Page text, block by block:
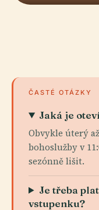
ČASTÉ OTÁZKY
Jaká je
Obvykle úterý
bohoslužby v
sezónně lišit.
Je třeba
vstupenku?